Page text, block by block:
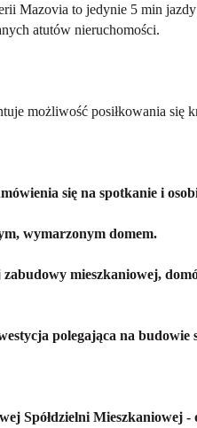
Mazovia to jedynie 5 min jazdy
atutów nieruchomości.
możliwość posiłkowania się
się na spotkanie i
wymarzonym domem.
mieszkaniowej,
polegająca na
Spółdzielni Mieszkaniowej -